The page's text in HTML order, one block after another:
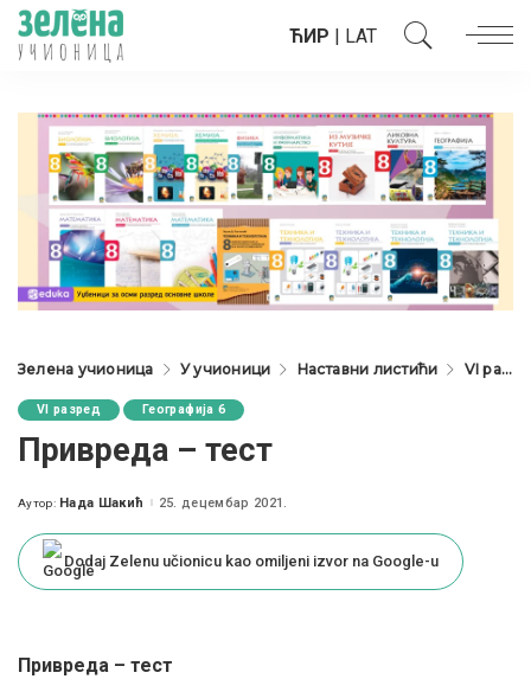
ЋИР | LAT
Зелена учионица У учионици Наставни листићи VI разред
VI разред Географија 6
Привреда – тест
Posted
Аутор: Нада Шакић 25. децембар 2021.
Dodaj Zelenu učionicu kao omiljeni izvor na Google-u
Привреда – тест